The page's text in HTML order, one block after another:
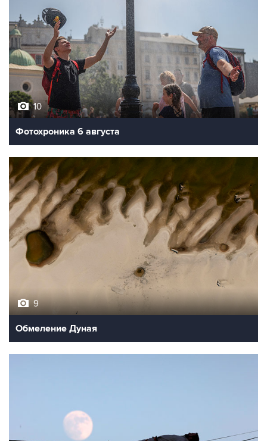
10
Фотохроника 6 августа
9
Обмеление Дуная